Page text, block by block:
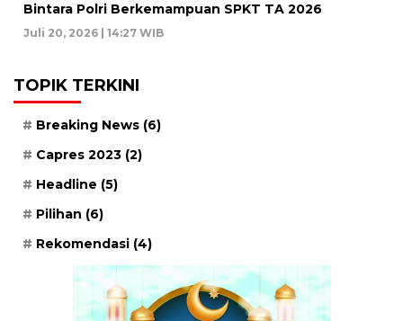
Bintara Polri Berkemampuan SPKT TA 2026
Juli 20, 2026 | 14:27 WIB
TOPIK TERKINI
Breaking News (6)
Capres 2023 (2)
Headline (5)
Pilihan (6)
Rekomendasi (4)